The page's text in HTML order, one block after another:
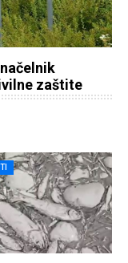
zaštite